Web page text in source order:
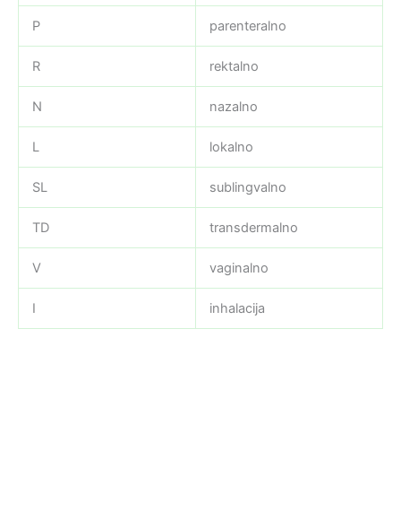
P parenteralno
R rektalno
N nazalno
L lokalno
SL sublingvalno
TD transdermalno
V vaginalno
I inhalacija